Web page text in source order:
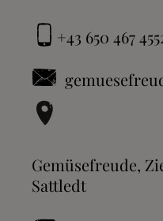
+43 650 467
Gemüsefreude,
Sattledt